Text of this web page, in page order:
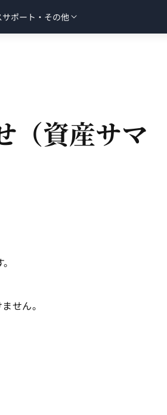
サポート・その他
（資産サマ
せん。